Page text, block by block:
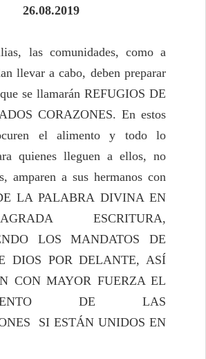
26.08.2019
las comunidades, como a
llevar a cabo, deben preparar
se llamarán REFUGIOS DE
CORAZONES. En estos
el alimento y todo lo
quienes lleguen a ellos, no
amparen a sus hermanos con
LA PALABRA DIVINA EN
ESCRITURA,
LOS MANDATOS DE
DIOS POR DELANTE, ASÍ
CON MAYOR FUERZA EL
DE LAS
SI ESTÁN UNIDOS EN